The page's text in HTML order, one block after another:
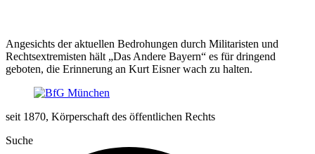
Angesichts der aktuellen Bedrohungen durch Militaristen und
Rechtsextremisten hält „Das Andere Bayern“ es für dringend
geboten, die Erinnerung an Kurt Eisner wach zu halten.
seit 1870, Körperschaft des öffentlichen Rechts
Suche